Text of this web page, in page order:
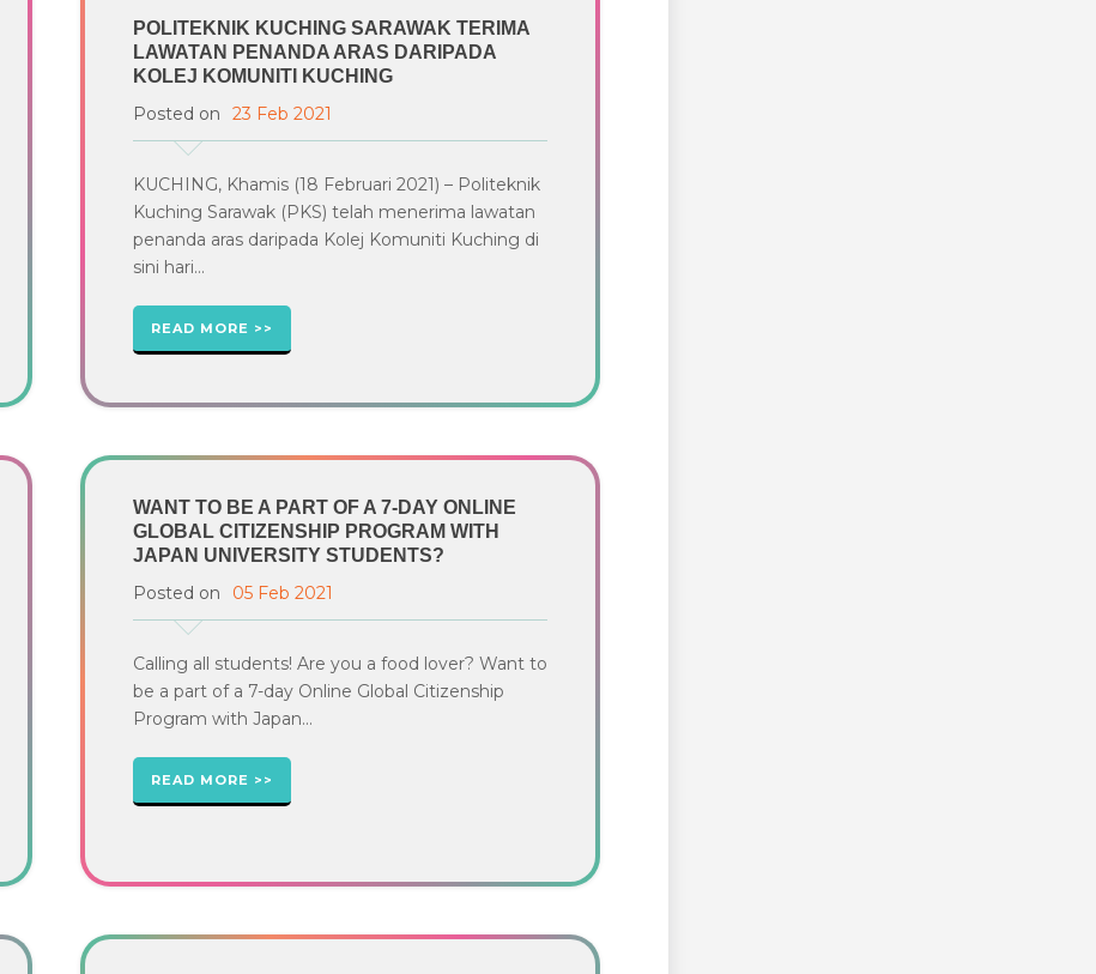
POLITEKNIK KUCHING SARAWAK TERIMA
LAWATAN PENANDA ARAS DARIPADA
KOLEJ KOMUNITI KUCHING
Posted on 23 Feb 2021
KUCHING, Khamis (18 Februari 2021) – Politeknik
Kuching Sarawak (PKS) telah menerima lawatan
penanda aras daripada Kolej Komuniti Kuching di
sini hari...
READ MORE
WANT TO BE A PART OF A 7-DAY ONLINE
GLOBAL CITIZENSHIP PROGRAM WITH
JAPAN UNIVERSITY STUDENTS?
Posted on 05 Feb 2021
Calling all students! Are you a food lover? Want to
be a part of a 7-day Online Global Citizenship
Program with Japan...
READ MORE